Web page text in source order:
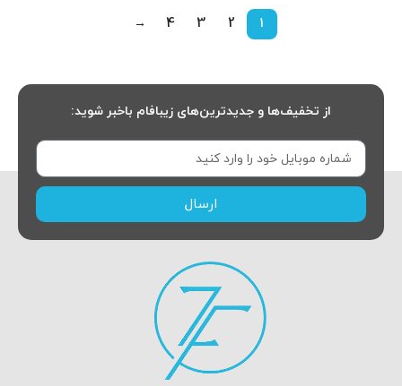
1
2
3
4
→
از تخفیف‌ها و جدیدترین‌های زیبافام باخبر شوید:
ارسال